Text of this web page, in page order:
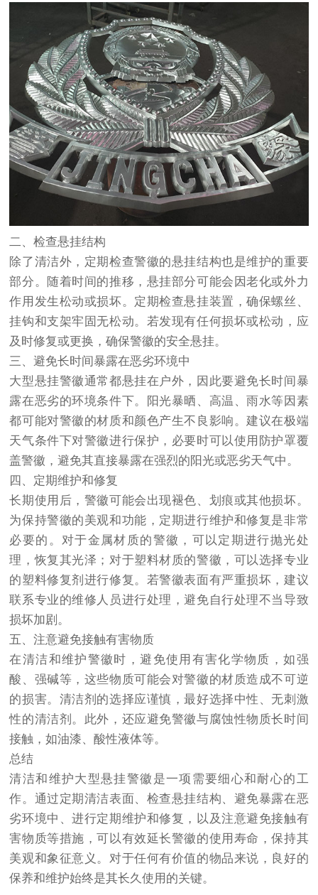
二、检查悬挂结构
除了清洁外，定期检查警徽的悬挂结构也是维护的重要
部分。随着时间的推移，悬挂部分可能会因老化或外力
作用发生松动或损坏。定期检查悬挂装置，确保螺丝、
挂钩和支架牢固无松动。若发现有任何损坏或松动，应
及时修复或更换，确保警徽的安全悬挂。
三、避免长时间暴露在恶劣环境中
大型悬挂警徽通常都悬挂在户外，因此要避免长时间暴
露在恶劣的环境条件下。阳光暴晒、高温、雨水等因素
都可能对警徽的材质和颜色产生不良影响。建议在极端
天气条件下对警徽进行保护，必要时可以使用防护罩覆
盖警徽，避免其直接暴露在强烈的阳光或恶劣天气中。
四、定期维护和修复
长期使用后，警徽可能会出现褪色、划痕或其他损坏。
为保持警徽的美观和功能，定期进行维护和修复是非常
必要的。对于金属材质的警徽，可以定期进行抛光处
理，恢复其光泽；对于塑料材质的警徽，可以选择专业
的塑料修复剂进行修复。若警徽表面有严重损坏，建议
联系专业的维修人员进行处理，避免自行处理不当导致
损坏加剧。
五、注意避免接触有害物质
在清洁和维护警徽时，避免使用有害化学物质，如强
酸、强碱等，这些物质可能会对警徽的材质造成不可逆
的损害。清洁剂的选择应谨慎，最好选择中性、无刺激
性的清洁剂。此外，还应避免警徽与腐蚀性物质长时间
接触，如油漆、酸性液体等。
总结
清洁和维护大型悬挂警徽是一项需要细心和耐心的工
作。通过定期清洁表面、检查悬挂结构、避免暴露在恶
劣环境中、进行定期维护和修复，以及注意避免接触有
害物质等措施，可以有效延长警徽的使用寿命，保持其
美观和象征意义。对于任何有价值的物品来说，良好的
保养和维护始终是其长久使用的关键。